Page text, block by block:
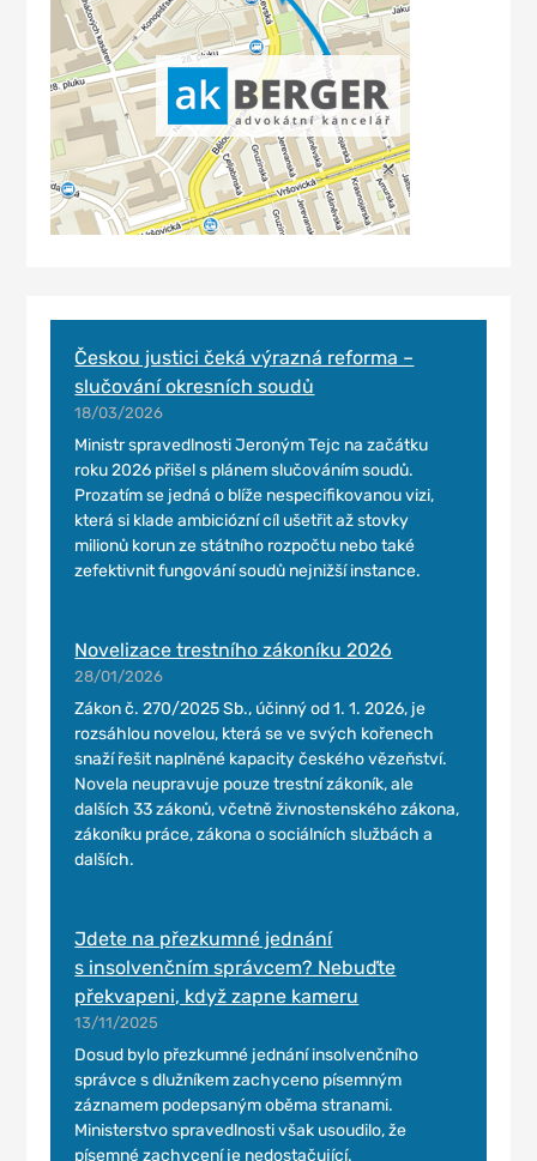
Českou justici čeká výrazná reforma –
slučování okresních soudů
18/03/2026
Ministr spravedlnosti Jeroným Tejc na začátku
roku 2026 přišel s plánem slučováním soudů.
Prozatím se jedná o blíže nespecifikovanou vizi,
která si klade ambiciózní cíl ušetřit až stovky
milionů korun ze státního rozpočtu nebo také
zefektivnit fungování soudů nejnižší instance.
Novelizace trestního zákoníku 2026
28/01/2026
Zákon č. 270/2025 Sb., účinný od 1. 1. 2026, je
rozsáhlou novelou, která se ve svých kořenech
snaží řešit naplněné kapacity českého vězeňství.
Novela neupravuje pouze trestní zákoník, ale
dalších 33 zákonů, včetně živnostenského zákona,
zákoníku práce, zákona o sociálních službách a
dalších.
Jdete na přezkumné jednání
s insolvenčním správcem? Nebuďte
překvapeni, když zapne kameru
13/11/2025
Dosud bylo přezkumné jednání insolvenčního
správce s dlužníkem zachyceno písemným
záznamem podepsaným oběma stranami.
Ministerstvo spravedlnosti však usoudilo, že
písemné zachycení je nedostačující.